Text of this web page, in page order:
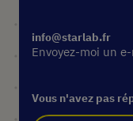
info@starlab.fr
Envoyez-moi un
Vous n'avez pas